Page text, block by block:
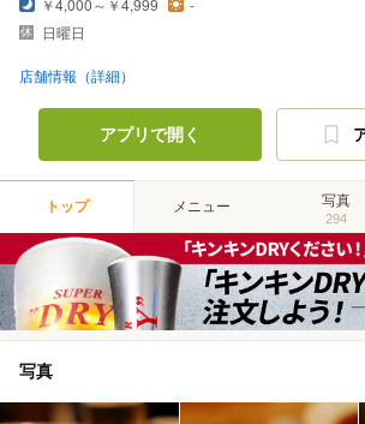
￥4,000～￥4,999
-
日曜日
店舗情報（詳細）
アプリで開く
トップ メニュー 写真
294
写真